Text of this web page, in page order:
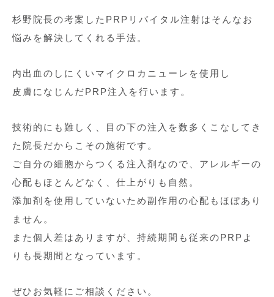
杉野院長の考案したPRPリバイタル注射はそんなお
悩みを解決してくれる手法。
内出血のしにくいマイクロカニューレを使用し
皮膚になじんだPRP注入を行います。
技術的にも難しく、目の下の注入を数多くこなしてき
た院長だからこその施術です。
ご自分の細胞からつくる注入剤なので、アレルギーの
心配もほとんどなく、仕上がりも自然。
添加剤を使用していないため副作用の心配もほぼあり
ません。
また個人差はありますが、持続期間も従来のPRPよ
りも長期間となっています。
ぜひお気軽にご相談ください。